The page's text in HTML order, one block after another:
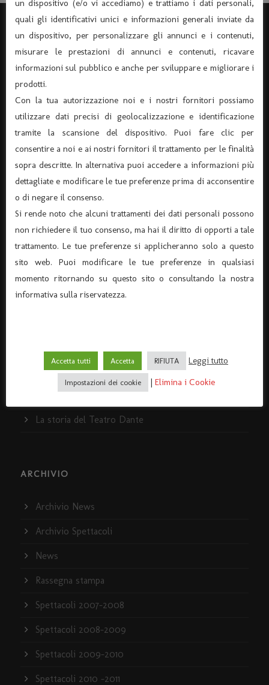
ASSOCIAZIONE “TEATRO DANTE” APS
(Associazione di Promozione Sociale, Iscrizione n°
Via Verona 8 – 37045 Legnago – (tel. 0442-25544)
C.F. 91015660235 - P.I. 03726920238
Codice univoco per fatturazione elettronica KRRH6B9
info@ilteatrodante.it
I servizi
Policy e Privacy
La storia del Teatro Dante
ARCHIVIO
Archivio News
Archivio Spettacoli
News
Rassegna stampa
Spettacoli 2007-2008
Spettacoli 2008-2009
Spettacoli 2009-2010
Spettacoli 2010 -2011
un dispositivo (e/o vi accediamo) e trattiamo i dati personali,
quali gli identificativi unici e informazioni generali inviate da
un dispositivo, per personalizzare gli annunci e i contenuti,
misurare le prestazioni di annunci e contenuti, ricavare
informazioni sul pubblico e anche per sviluppare e migliorare i
prodotti.
Con la tua autorizzazione noi e i nostri fornitori possiamo
utilizzare dati precisi di geolocalizzazione e identificazione
tramite la scansione del dispositivo. Puoi fare clic per
consentire a noi e ai nostri fornitori il trattamento per le finalità
sopra descritte. In alternativa puoi accedere a informazioni più
dettagliate e modificare le tue preferenze prima di acconsentire
o di negare il consenso.
Si rende noto che alcuni trattamenti dei dati personali possono
non richiedere il tuo consenso, ma hai il diritto di opporti a tale
trattamento. Le tue preferenze si applicheranno solo a questo
sito web. Puoi modificare le tue preferenze in qualsiasi
momento ritornando su questo sito o consultando la nostra
informativa sulla riservatezza.
Accetta tutti Accetta RIFIUTA Leggi tutto
Impostazioni dei cookie | Elimina i Cookie